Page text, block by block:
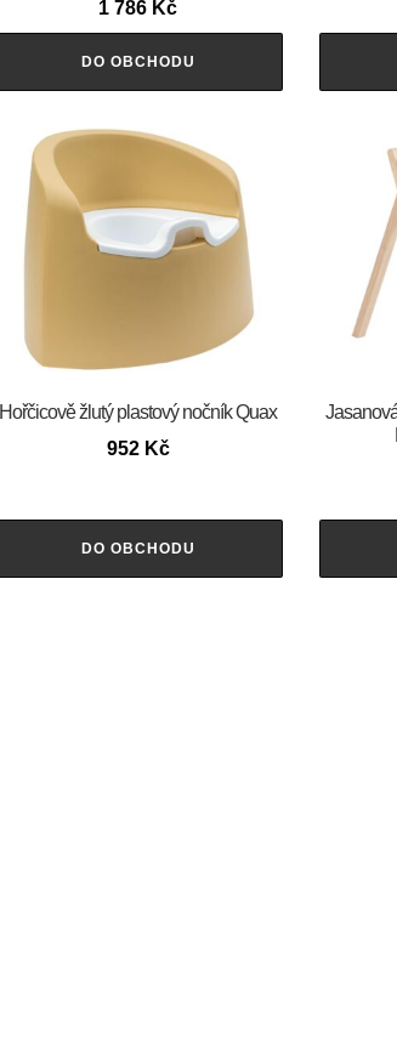
1 786 Kč
DO OBCHODU
Hořčicově žlutý plastový nočník Quax
952 Kč
DO OBCHODU